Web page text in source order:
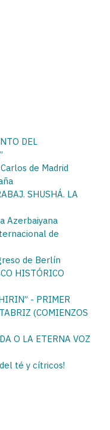
DEL
de Madrid
SHUSHÁ. LA
Azerbaiyana
de
de Berlín
HISTÓRICO
- PRIMER
(COMIENZOS
O LA ETERNA VOZ
té y cítricos!